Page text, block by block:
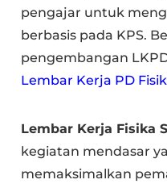
pengajar untuk
berbasis pada KPS.
pengembangan
Lembar Kerja PD
Lembar Kerja Fisika
kegiatan mendasar
memaksimalkan